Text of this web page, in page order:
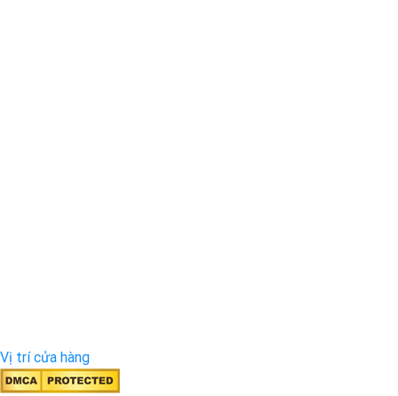
Vị trí cửa hàng